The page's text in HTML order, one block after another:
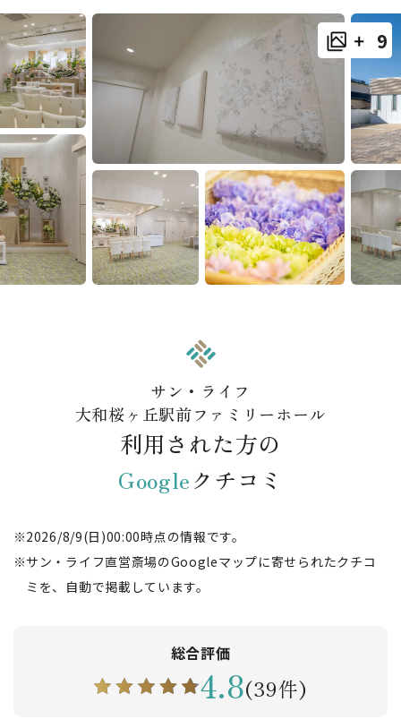
9
サン・ライフ
大和桜ヶ丘駅前ファミリーホール
利用された方の
Googleクチコミ
2026/8/9(日)00:00時点の情報です。
サン・ライフ直営斎場のGoogleマップに寄せられたクチコ
ミを、自動で掲載しています。
総合評価
4.8(39件)